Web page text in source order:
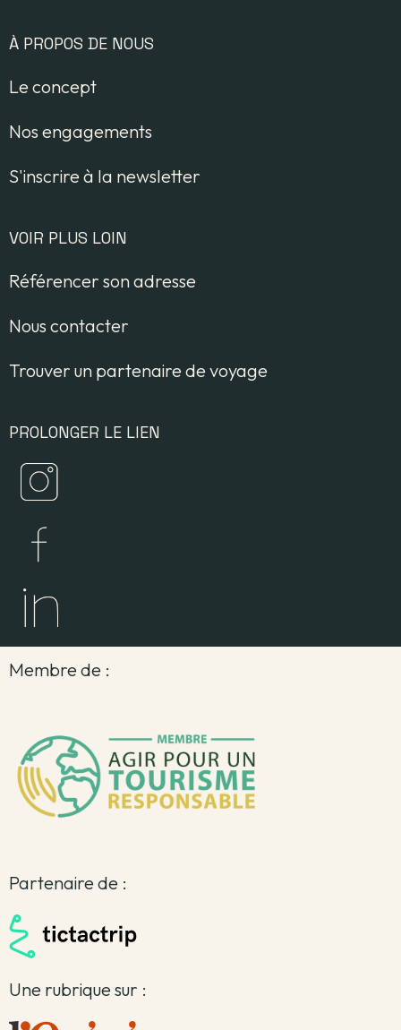
À PROPOS DE NOUS
Le concept
Nos engagements
S'inscrire à la newsletter
VOIR PLUS LOIN
Référencer son adresse
Nous contacter
Trouver un partenaire de voyage
PROLONGER LE LIEN
Membre de :
Partenaire de :
Une rubrique sur :